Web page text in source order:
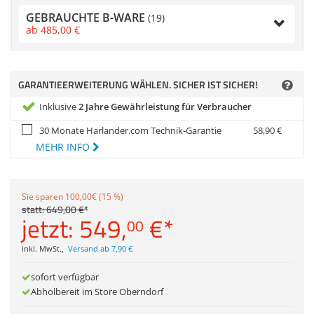
Merkzettel
GEBRAUCHTE B-WARE (19)
ab 485,00 €
GARANTIEERWEITERUNG WÄHLEN. SICHER IST SICHER!
Inklusive2 Jahre Gewährleistung für Verbraucher
30 Monate Harlander.com Technik-Garantie
58,90€
MEHR INFO
Sie sparen 100,00€ (15 %)
statt:649,00€*
jetzt: 549,00 €*
inkl. MwSt., Versand ab 7,90 €
sofort verfügbar
Abholbereit im Store Oberndorf